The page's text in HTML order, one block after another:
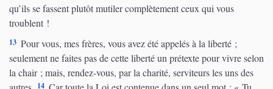
qu’ils se fassent plutôt mutiler complètement ceux qui vous
troublent !
13 Pour vous, mes frères, vous avez été appelés à la liberté ;
seulement ne faites pas de cette liberté un prétexte pour vivre selon
la chair ; mais, rendez-vous, par la charité, serviteurs les uns des
14